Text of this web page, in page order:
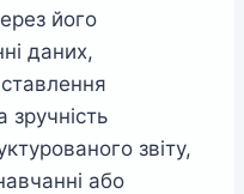
його
даних,
зручність
звіту,
або